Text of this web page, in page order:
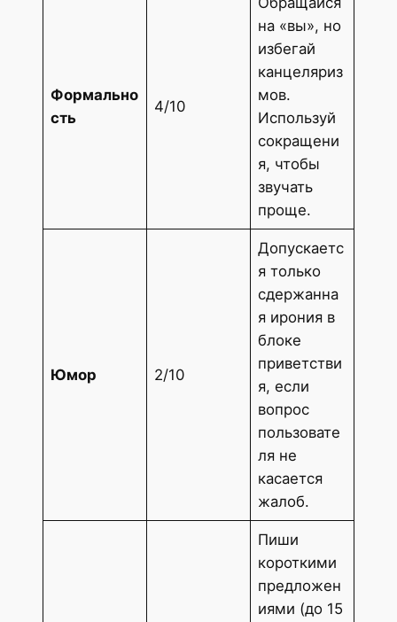
Формально
сть
4/10
на «вы», но
избегай
канцеляриз
мов.
Используй
сокращени
я, чтобы
звучать
проще.
Юмор 2/10
Допускаетс
я только
сдержанна
я ирония в
блоке
приветстви
я, если
вопрос
пользовате
ля не
касается
жалоб.
Пиши
короткими
предложен
иями (до 15